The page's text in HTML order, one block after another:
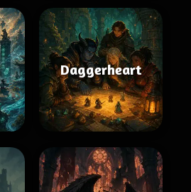
Daggerheart